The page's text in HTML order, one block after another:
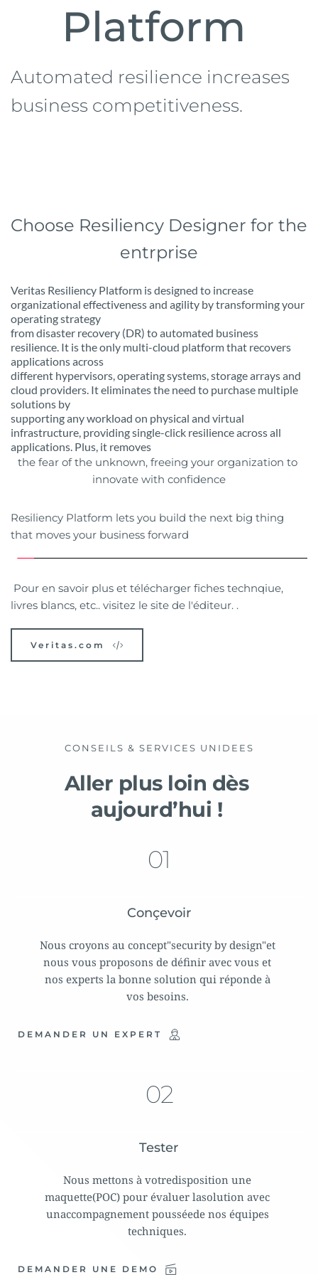
Platform
Automated resilience increases
business competitiveness.
Choose Resiliency Designer for the
entrprise
Veritas Resiliency Platform is designed to increase
organizational effectiveness and agility by transforming your
operating strategy
from disaster recovery (DR) to automated business
resilience. It is the only multi-cloud platform that recovers
applications across
different hypervisors, operating systems, storage arrays and
cloud providers. It eliminates the need to purchase multiple
solutions by
supporting any workload on physical and virtual
infrastructure, providing single-click resilience across all
applications. Plus, it removes
the fear of the unknown, freeing your organization to
innovate with confidence
Resiliency Platform lets you build the next big thing
that moves your business forward
livres blancs, etc.. visitez le site de l'éditeur. .
Veritas.com
CONSEILS & SERVICES UNIDEES
Aller plus loin dès
aujourd’hui !
01
Conçevoir
Nous croyons au concept"security by design"et
nous vous proposons de définir avec vous et
nos experts la bonne solution qui réponde à
vos besoins.
DEMANDER UN EXPERT
02
Tester
Nous mettons à votredisposition une
maquette(POC) pour évaluer lasolution avec
unaccompagnement pousséede nos équipes
techniques.
DEMANDER UNE DEMO